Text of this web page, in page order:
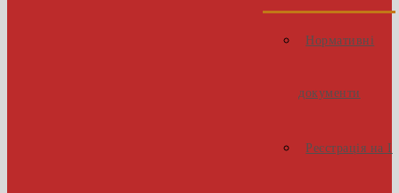
Нормативні
документи
Реєстрація на І